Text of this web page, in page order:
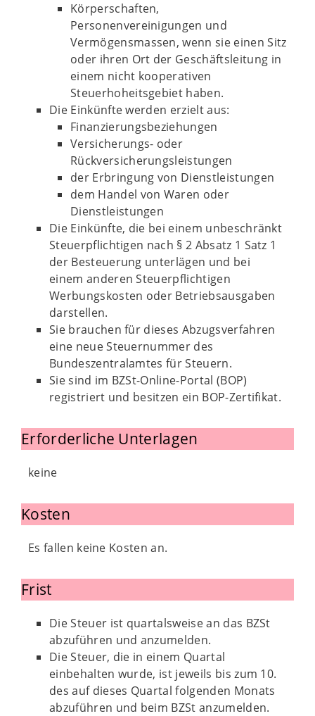
Körperschaften,
Personenvereinigungen und
Vermögensmassen, wenn sie einen Sitz
oder ihren Ort der Geschäftsleitung in
einem nicht kooperativen
Steuerhoheitsgebiet haben.
Die Einkünfte werden erzielt aus:
Finanzierungsbeziehungen
Versicherungs- oder
Rückversicherungsleistungen
der Erbringung von Dienstleistungen
dem Handel von Waren oder
Dienstleistungen
Die Einkünfte, die bei einem unbeschränkt
Steuerpflichtigen nach § 2 Absatz 1 Satz 1
der Besteuerung unterlägen und bei
einem anderen Steuerpflichtigen
Werbungskosten oder Betriebsausgaben
darstellen.
Sie brauchen für dieses Abzugsverfahren
eine neue Steuernummer des
Bundeszentralamtes für Steuern.
Sie sind im BZSt-Online-Portal (BOP)
registriert und besitzen ein BOP-Zertifikat.
Erforderliche Unterlagen
keine
Kosten
Es fallen keine Kosten an.
Frist
Die Steuer ist quartalsweise an das BZSt
abzuführen und anzumelden.
Die Steuer, die in einem Quartal
einbehalten wurde, ist jeweils bis zum 10.
des auf dieses Quartal folgenden Monats
abzuführen und beim BZSt anzumelden.